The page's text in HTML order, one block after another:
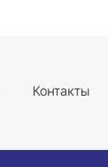
Контакты